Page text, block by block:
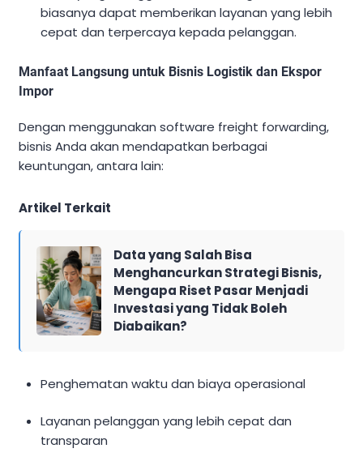
biasanya dapat memberikan layanan yang lebih
cepat dan terpercaya kepada pelanggan.
Manfaat Langsung untuk Bisnis Logistik dan Ekspor
Impor
Dengan menggunakan software freight forwarding,
bisnis Anda akan mendapatkan berbagai
keuntungan, antara lain:
Artikel Terkait
Data yang Salah Bisa
Menghancurkan Strategi Bisnis,
Mengapa Riset Pasar Menjadi
Investasi yang Tidak Boleh
Diabaikan?
Penghematan waktu dan biaya operasional
Layanan pelanggan yang lebih cepat dan
transparan